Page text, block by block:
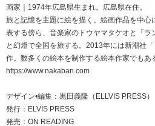
画家｜1974年広島県生まれ。広島県在住。
旅と記憶を主題に絵を描く。絵画作品を中心
表する傍ら、音楽家のトウヤマタケオと『ラ
と幻燈で全国を旅する。2013年には新潮社
作。数多くの絵本を制作する絵本作家でもあ
https://www.nakaban.com
デザイン•編集：黒田義隆（ELLVIS PRESS）
発行：ELVIS PRESS
発売：ON READING